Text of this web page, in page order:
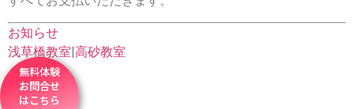
お知らせ
浅草橋教室|高砂教室
無料体験
お問合せ
はこちら